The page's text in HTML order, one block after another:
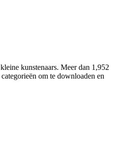
kunstenaars. Meer dan 1,952
om te downloaden en